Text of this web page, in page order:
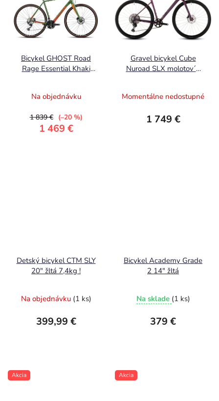
Bicykel GHOST Road
Rage Essential Khaki
Na objednávku
1 469 €
1 839 € (–20 %)
Gravel bicykel Cube
Nuroad SLX molotov´n
Momentálne nedostupné
1 749 €
Detský bicykel CTM SLY
20" žltá 7,4kg !
Na objednávku (1 ks)
399,99 €
Bicykel Academy Grade
2 14" žltá
Na sklade (1 ks)
379 €
Akcia Akcia